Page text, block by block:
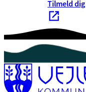
Tilmeld